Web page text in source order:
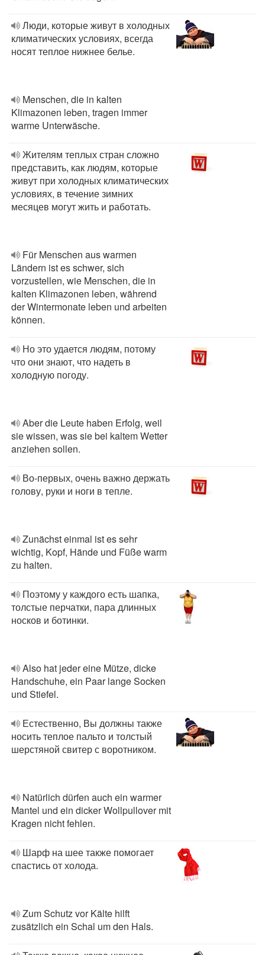
Люди, которые живут в холодных
климатических условиях, всегда
носят теплое нижнее белье.
Menschen, die in kalten
Klimazonen leben, tragen immer
warme Unterwäsche.
Жителям теплых стран сложно
представить, как людям, которые
живут при холодных климатических
условиях, в течение зимних
месяцев могут жить и работать.
Für Menschen aus warmen
Ländern ist es schwer, sich
vorzustellen, wie Menschen, die in
kalten Klimazonen leben, während
der Wintermonate leben und arbeiten
können.
Но это удается людям, потому
что они знают, что надеть в
холодную погоду.
Aber die Leute haben Erfolg, weil
sie wissen, was sie bei kaltem Wetter
anziehen sollen.
Во-первых, очень важно держать
голову, руки и ноги в тепле.
Zunächst einmal ist es sehr
wichtig, Kopf, Hände und Füße warm
zu halten.
Поэтому у каждого есть шапка,
толстые перчатки, пара длинных
носков и ботинки.
Also hat jeder eine Mütze, dicke
Handschuhe, ein Paar lange Socken
und Stiefel.
Естественно, Вы должны также
носить теплое пальто и толстый
шерстяной свитер с воротником.
Natürlich dürfen auch ein warmer
Mantel und ein dicker Wollpullover mit
Kragen nicht fehlen.
Шарф на шее также помогает
спастись от холода.
Zum Schutz vor Kälte hilft
zusätzlich ein Schal um den Hals.